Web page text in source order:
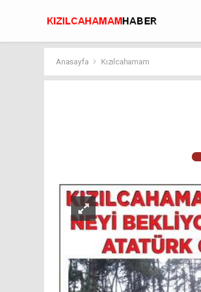
Anasayfa Kızılcahamam